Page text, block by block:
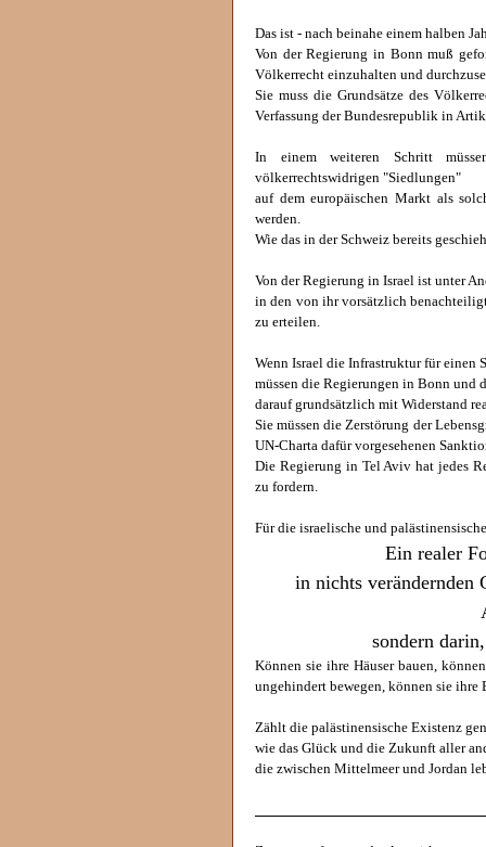
Das ist - nach beinahe einem halben
Von der Regierung in Bonn muß
Völkerrecht einzuhalten und
Sie muss die Grundsätze des
Verfassung der Bundesrepublik in
In einem weiteren Schritt
völkerrechtswidrigen "Siedlungen"
auf dem europäischen Markt als
werden.
Wie das in der Schweiz bereits
Von der Regierung in Israel ist unter
in den von ihr vorsätzlich
zu erteilen.
Wenn Israel die Infrastruktur für einen
müssen die Regierungen in Bonn und
darauf grundsätzlich mit Widerstand
Sie müssen die Zerstörung der
UN-Charta dafür vorgesehenen
Die Regierung in Tel Aviv hat jedes
zu fordern.
Für die israelische und
Ein realer
in nichts verändernden
sondern
Können sie ihre Häuser bauen,
ungehindert bewegen, können sie ihre
Zählt die palästinensische Existenz
wie das Glück und die Zukunft aller
die zwischen Mittelmeer und Jordan